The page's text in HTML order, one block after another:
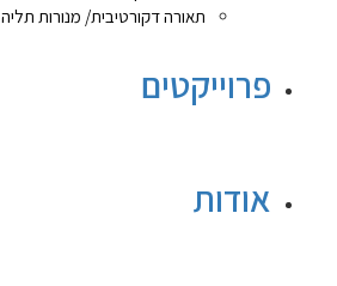
תאורה דקורטיבית/ מנורות תליה
פרוייקטים
אודות